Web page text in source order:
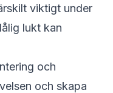
viktigt under
lukt kan
och
och skapa